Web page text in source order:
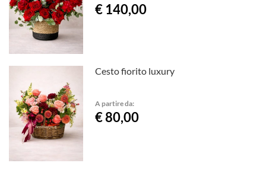
€ 140,00
Cesto fiorito luxury
A partire da:
€ 80,00